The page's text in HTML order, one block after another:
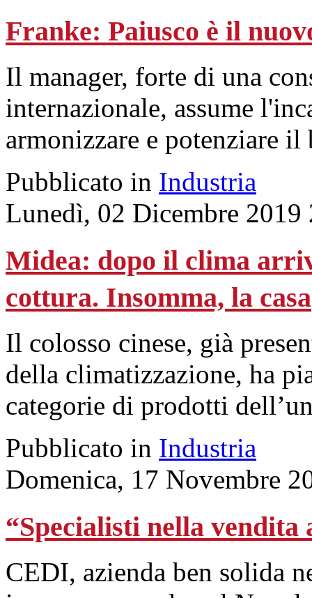
Franke: Paiusco è il
Il manager, forte di una
internazionale, assume
armonizzare e potenziare il
Pubblicato in Industria
Lunedì, 02 Dicembre 2019
Midea: dopo il clima
cottura. Insomma, la casa
Il colosso cinese, già
della climatizzazione, ha
categorie di prodotti
Pubblicato in Industria
Domenica, 17 Novembre
“Specialisti nella vendita
CEDI, azienda ben solida